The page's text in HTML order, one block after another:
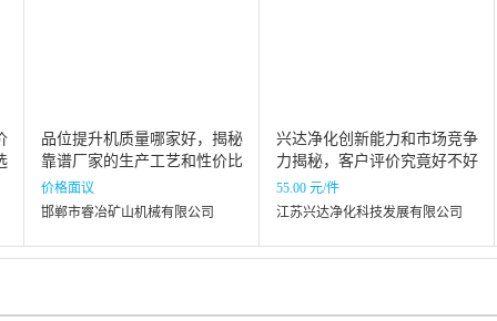
品位提升机质量哪家好，揭秘
靠谱厂家的生产工艺和性价比
价格面议
邯郸市睿冶矿山机械有限公司
兴达净化创新能力和市场竞争
力揭秘，客户评价究竟好不好
55.00 元/件
江苏兴达净化科技发展有限公司